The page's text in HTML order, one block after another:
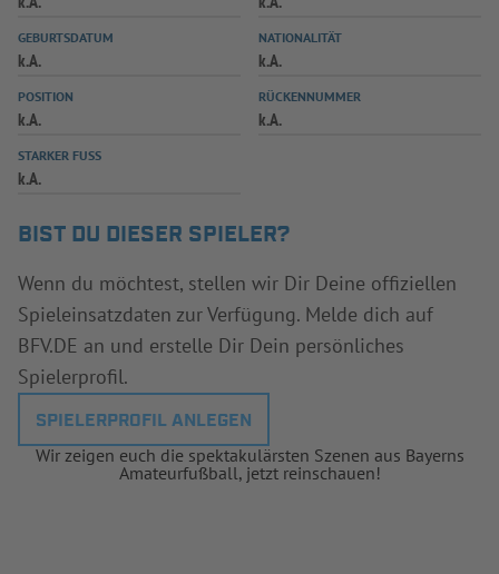
SPIELPLUS
GEBURTSDATUM
k.A.
NATIONALITÄT
k.A.
POSITION
k.A.
RÜCKENNUMMER
k.A.
STARKER FUSS
k.A.
BIST DU DIESER SPIELER?
Wenn du möchtest, stellen wir Dir Deine offiziellen
Spieleinsatzdaten zur Verfügung. Melde dich auf
BFV.DE an und erstelle Dir Dein persönliches
Spielerprofil.
SPIELERPROFIL ANLEGEN
Wir zeigen euch die spektakulärsten Szenen aus Bayerns
Amateurfußball, jetzt reinschauen!